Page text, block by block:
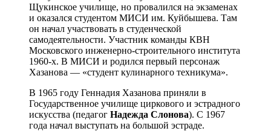
Щукинское училище, но провалился на экзаменах
и оказался студентом МИСИ им. Куйбышева. Там
он начал участвовать в студенческой
самодеятельности. Участник команды КВН
Московского инженерно-строительного института
1960-х. В МИСИ и родился первый персонаж
Хазанова — «студент кулинарного техникума».
В 1965 году Геннадия Хазанова приняли в
Государственное училище циркового и эстрадного
искусства (педагог Надежда Слонова). С 1967
года начал выступать на большой эстраде.